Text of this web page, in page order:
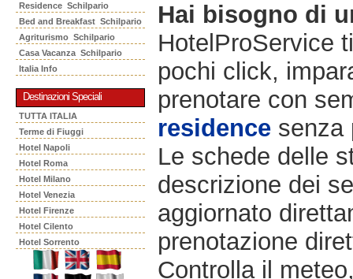
Residence Schilpario
Bed and Breakfast Schilpario
Agriturismo Schilpario
Casa Vacanza Schilpario
Italia Info
Destinazioni Speciali
TUTTA ITALIA
Terme di Fiuggi
Hotel Napoli
Hotel Roma
Hotel Milano
Hotel Venezia
Hotel Firenze
Hotel Cilento
Hotel Sorrento
Hai bisogno di
HotelProService
pochi click,
prenotare con
residence senza
Le schede delle
descrizione dei
aggiornato
prenotazione
Controlla il